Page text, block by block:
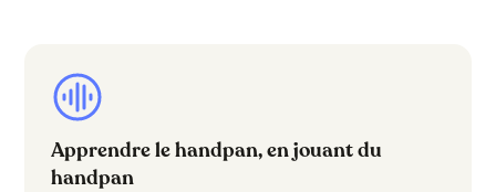
Apprendre le handpan, en jouant du
handpan